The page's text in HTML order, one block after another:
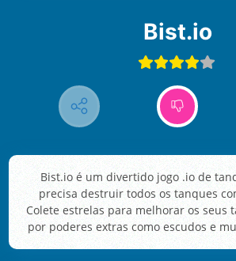
Bist.io
Bist.io é um divertido jogo .io de
precisa destruir todos os tanques
Colete estrelas para melhorar os seus
por poderes extras como escudos e